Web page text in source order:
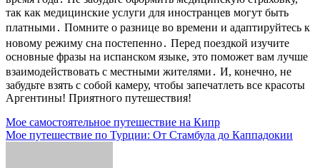
так как медицинские услуги для иностранцев могут быть
платными․ Помните о разнице во времени и адаптируйтесь к
новому режиму сна постепенно․ Перед поездкой изучите
основные фразы на испанском языке, это поможет вам лучше
взаимодействовать с местными жителями․ И, конечно, не
забудьте взять с собой камеру, чтобы запечатлеть все красоты
Аргентины! Приятного путешествия!
Навигация
по
Мое самостоятельное путешествие на Кипр
Мое путешествие по Турции: От Стамбула до Каппадокии